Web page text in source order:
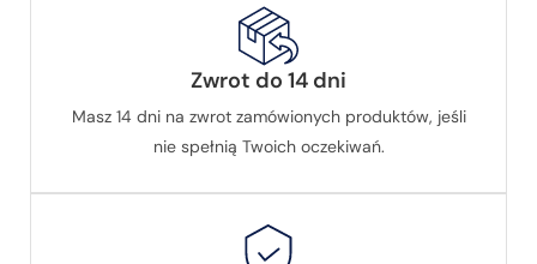
Zwrot do 14 dni
Masz 14 dni na zwrot zamówionych produktów, jeśli
nie spełnią Twoich oczekiwań.